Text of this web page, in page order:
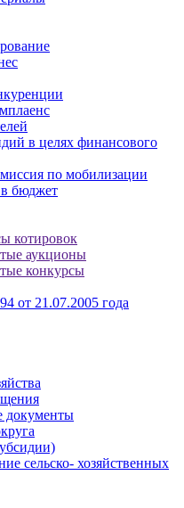
в целях финансового
по мобилизации
в бюджет
котировок
аукционы
конкурсы
от 21.07.2005 года
документы
сельско- хозяйственных